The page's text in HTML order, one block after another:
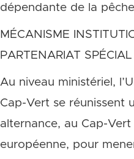
dépendante de la
MÉCANISME
PARTENARIAT SPÉCIAL
Au niveau ministériel,
Cap-Vert se réunissent
alternance, au Cap-Vert
européenne, pour